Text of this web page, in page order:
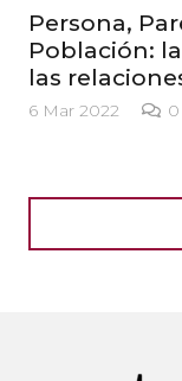
Una
saludable
4 Mar 2022 0